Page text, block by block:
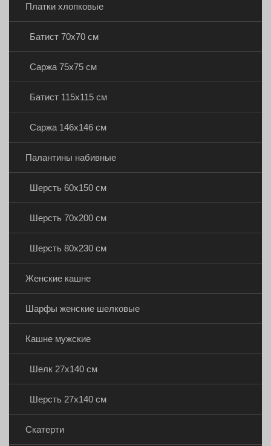
Платки хлопковые
Батист 70х70 см
Саржа 75х75 см
Батист 115х115 см
Саржа 146х146 см
Палантины набивные
Шерсть 60х150 см
Шерсть 70х200 см
Шерсть 80х230 см
Женские кашне
Шарфы женские шелковые
Кашне мужские
Шелк 27х140 см
Шерсть 27х140 см
Скатерти